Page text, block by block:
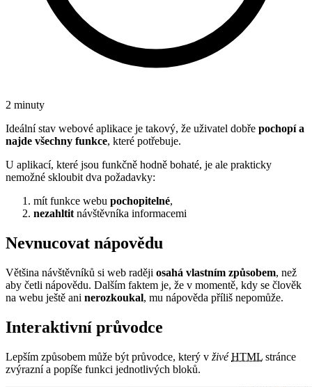
2 minuty
Ideální stav webové aplikace je takový, že uživatel dobře pochopí a
najde všechny funkce, které potřebuje.
U aplikací, které jsou funkčně hodně bohaté, je ale prakticky
nemožné skloubit dva požadavky:
mít funkce webu pochopitelné,
nezahltit návštěvníka informacemi
Nevnucovat nápovědu
Většina návštěvníků si web raději osahá vlastním způsobem, než
aby četli nápovědu. Dalším faktem je, že v momentě, kdy se člověk
na webu ještě ani nerozkoukal, mu nápověda příliš nepomůže.
Interaktivní průvodce
Lepším způsobem může být průvodce, který v živé HTML stránce
zvýrazní a popíše funkci jednotlivých bloků.